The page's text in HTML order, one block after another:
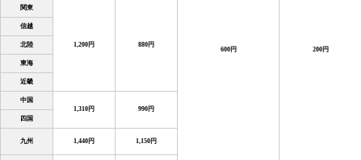
600円 200円
関東
1,200円 880円
信越
北陸
東海
近畿
中国
1,310円
990円
四国
九州 1,440円 1,150円